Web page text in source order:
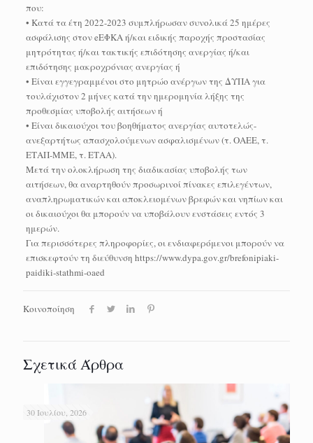
που:
• Κατά τα έτη 2022-2023 συμπλήρωσαν συνολικά 25 ημέρες
ασφάλισης στον eΕΦΚΑ ή/και ειδικής παροχής προστασίας
μητρότητας ή/και τακτικής επιδότησης ανεργίας ή/και
επιδότησης μακροχρόνιας ανεργίας ή
• Είναι εγγεγραμμένοι στο μητρώο ανέργων της ΔΥΠΑ για
τουλάχιστον 2 μήνες κατά την ημερομηνία λήξης της
προθεσμίας υποβολής αιτήσεων ή
• Είναι δικαιούχοι του βοηθήματος ανεργίας αυτοτελώς-
ανεξαρτήτως απασχολούμενων ασφαλισμένων (τ. ΟΑΕΕ, τ.
ΕΤΑΠ-ΜΜΕ, τ. ΕΤΑΑ).
Μετά την ολοκλήρωση της διαδικασίας υποβολής των
αιτήσεων, θα αναρτηθούν προσωρινοί πίνακες επιλεγέντων,
αναπληρωματικών και αποκλειομένων βρεφών και νηπίων και
οι δικαιούχοι θα μπορούν να υποβάλουν ενστάσεις εντός 3
ημερών.
Για περισσότερες πληροφορίες, οι ενδιαφερόμενοι μπορούν να
επισκεφτούν τη διεύθυνση https://www.dypa.gov.gr/brefonipiaki-
paidiki-stathmi-oaed
Κοινοποίηση
Σχετικά Άρθρα
30 Ιουλίου, 2026